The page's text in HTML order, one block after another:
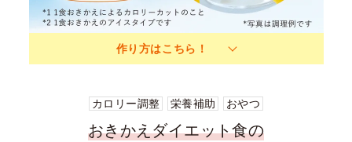
作り方はこちら！
カロリー調整 栄養補助 おやつ
おきかえダイエット食の